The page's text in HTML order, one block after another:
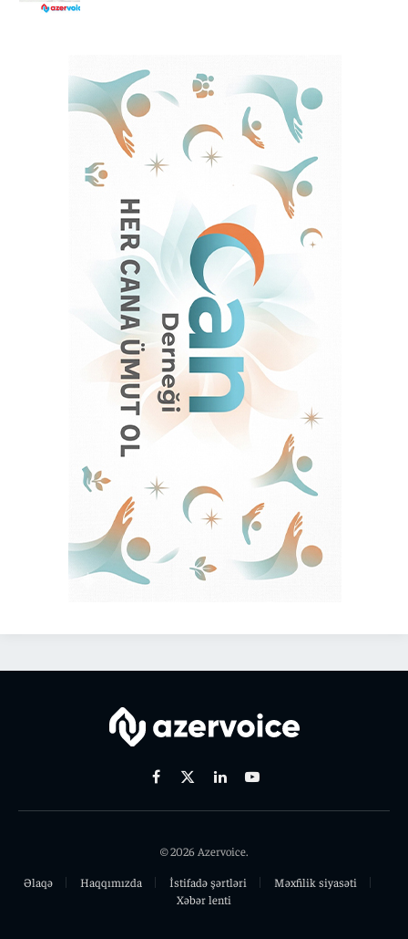
Facebook
X
LinkedinYoutube
© 2026 Azervoice.
Əlaqə
Haqqımızda İstifadə şərtləri
Məxfilik siyasəti
Xəbər lenti